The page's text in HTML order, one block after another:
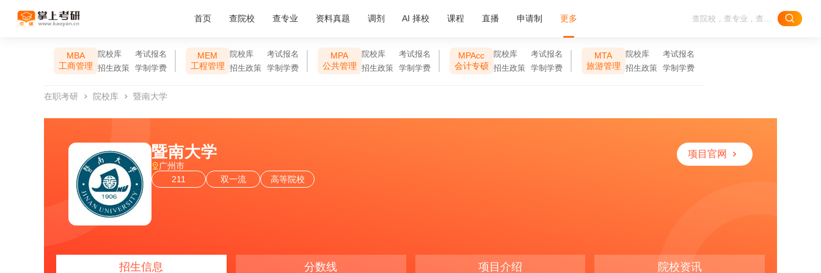
首页 查院校 查专业 资料真题 调剂 AI 择校 课程 直播 申请制 更多
MBA
工商管理
院校库
考试报名
招生政策
学制学费
MEM
工程管理
院校库
考试报名
招生政策
学制学费
MPA
公共管理
院校库
考试报名
招生政策
学制学费
MPAcc
会计专硕
院校库
考试报名
招生政策
学制学费
MTA
旅游管理
院校库
考试报名
招生政策
学制学费
在职考研 院校库 暨南大学
暨南大学
广州市
211
双一流 高等院校
项目官网
招生信息 分数线 项目介绍 院校资讯